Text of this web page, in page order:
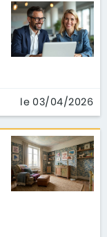
le 03/04/2026